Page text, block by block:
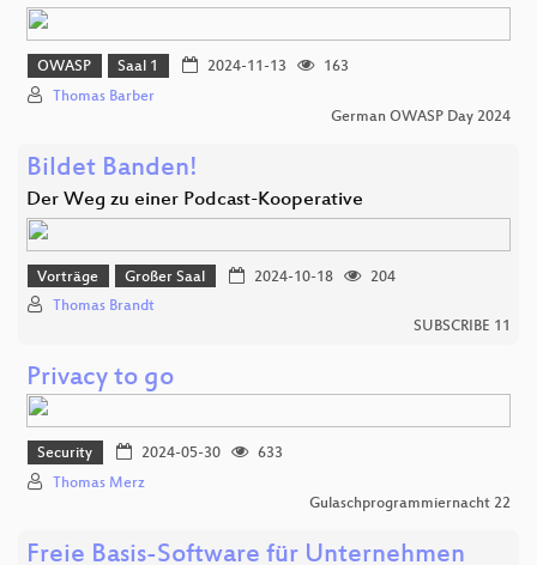
OWASP Saal 1 2024-11-13
163
Thomas Barber
German OWASP Day 2024
Bildet Banden!
Der Weg zu einer Podcast-Kooperative
Vorträge Großer Saal 2024-10-18
204
Thomas Brandt
SUBSCRIBE 11
Privacy to go
Security 2024-05-30
633
Thomas Merz
Gulaschprogrammiernacht 22
Freie Basis-Software für Unternehmen